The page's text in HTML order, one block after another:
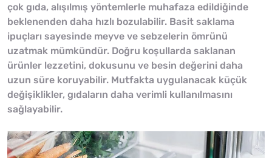
çok gıda, alışılmış yöntemlerle muhafaza edildiğinde
beklenenden daha hızlı bozulabilir. Basit saklama
ipuçları sayesinde meyve ve sebzelerin ömrünü
uzatmak mümkündür. Doğru koşullarda saklanan
ürünler lezzetini, dokusunu ve besin değerini daha
uzun süre koruyabilir. Mutfakta uygulanacak küçük
değişiklikler, gıdaların daha verimli kullanılmasını
sağlayabilir.